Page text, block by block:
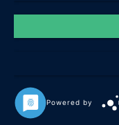
Powered by